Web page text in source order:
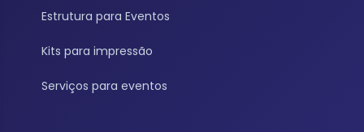
Estrutura para Eventos
Kits para impressão
Serviços para eventos